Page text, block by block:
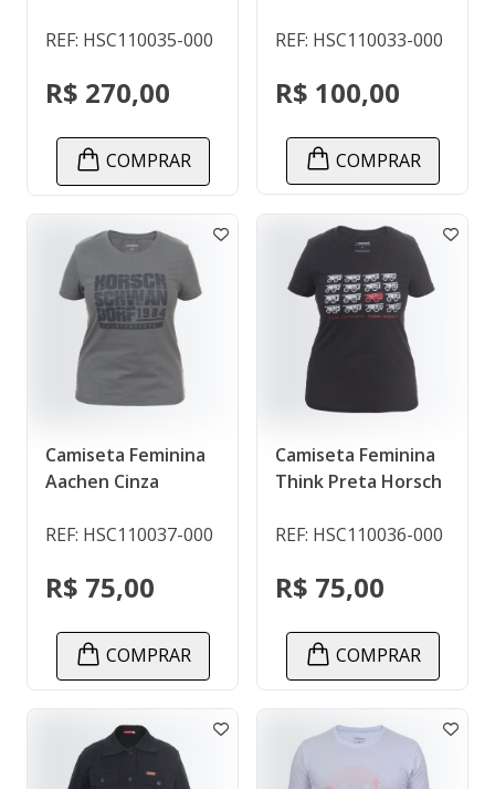
REF: HSC110035-000
R$ 270,00
COMPRAR
REF: HSC110033-000
R$ 100,00
COMPRAR
Camiseta Feminina
Aachen Cinza
REF: HSC110037-000
R$ 75,00
COMPRAR
Camiseta Feminina
Think Preta Horsch
REF: HSC110036-000
R$ 75,00
COMPRAR